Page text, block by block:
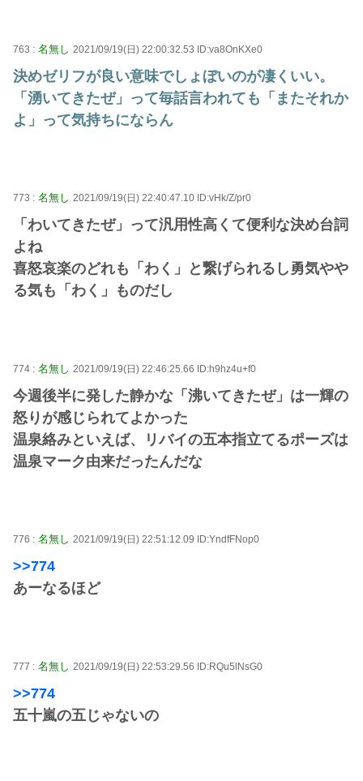
763 : 名無し 2021/09/19(日) 22:00:32.53 ID:va8OnKXe0
決めゼリフが良い意味でしょぼいのが凄くいい。
「湧いてきたぜ」って毎話言われても「またそれか
よ」って気持ちにならん
773 : 名無し 2021/09/19(日) 22:40:47.10 ID:vHk/Z/pr0
「わいてきたぜ」って汎用性高くて便利な決め台詞
よね
喜怒哀楽のどれも「わく」と繋げられるし勇気やや
る気も「わく」ものだし
774 : 名無し 2021/09/19(日) 22:46:25.66 ID:h9hz4u+f0
今週後半に発した静かな「沸いてきたぜ」は一輝の
怒りが感じられてよかった
温泉絡みといえば、リバイの五本指立てるポーズは
温泉マーク由来だったんだな
776 : 名無し 2021/09/19(日) 22:51:12.09 ID:YndfFNop0
>>774
あーなるほど
777 : 名無し 2021/09/19(日) 22:53:29.56 ID:RQu5lNsG0
>>774
五十嵐の五じゃないの